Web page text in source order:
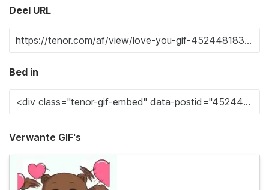
Deel URL
Bed in
Verwante GIF's